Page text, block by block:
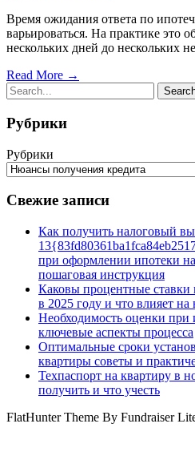
Время ожидания ответа по
варьироваться. На практике это
нескольких дней до нескольких
Read More →
Рубрики
Рубрики
Свежие записи
Как получить налоговый
при оформлении ипотеки
пошаговая инструкция
Каковы процентные ставки
в 2025 году и что влияет на
Необходимость оценки при
ключевые аспекты процесса
Оптимальные сроки
квартиры советы и
Техпаспорт на квартиру в
получить и что учесть
FlatHunter Theme By Fundraiser